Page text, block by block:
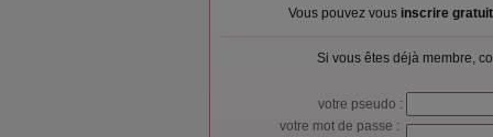
Vous pouvez vous inscrire
Si vous êtes déjà membre,
votre pseudo :
votre mot de passe :